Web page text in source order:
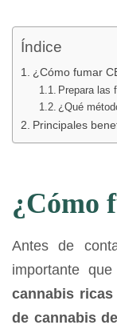
Índice
¿Cómo fumar
Prepara las
¿Qué
Principales
¿Cómo
Antes de
importante
cannabis ricas
de cannabis